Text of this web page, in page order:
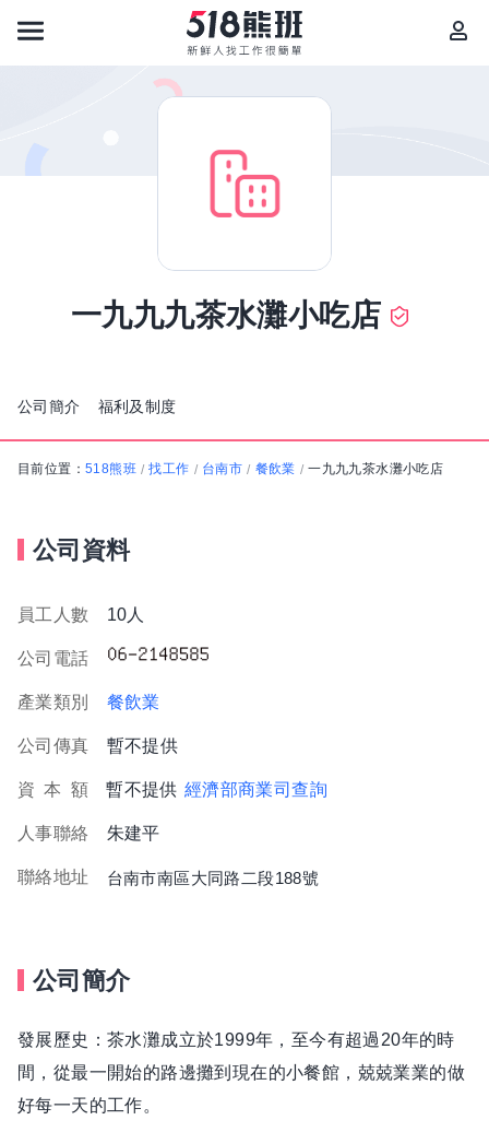
一九九九茶水灘小吃店
公司簡介 福利及制度
目前位置： 518熊班 / 找工作 / 台南市 / 餐飲業 / 一九九九茶水灘小吃店
公司資料
員工人數 10人
公司電話
產業類別 餐飲業
公司傳真 暫不提供
資 本 額 暫不提供 經濟部商業司查詢
人事聯絡 朱建平
聯絡地址 台南市南區大同路二段188號
公司簡介
發展歷史：茶水灘成立於1999年，至今有超過20年的時
間，從最一開始的路邊攤到現在的小餐館，兢兢業業的做
好每一天的工作。